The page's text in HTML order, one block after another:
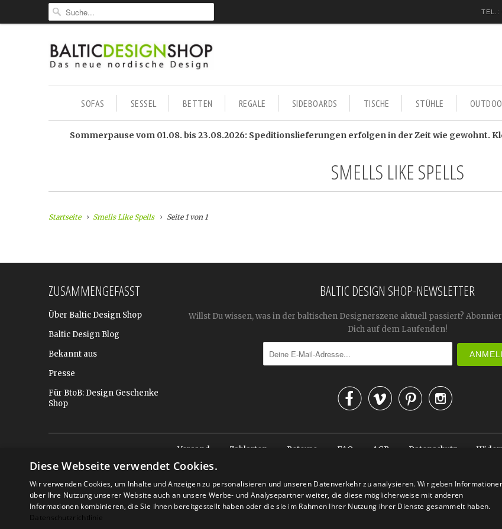
TEL.:
SOFAS SESSEL BETTEN REGALE SIDEBOARDS TISCHE STÜHLE
Sommerpause vom 01.08. bis 23.08.2026: Speditionslieferungen erfolgen in der Zeit wie gewohnt.
SMELLS LIKE SPELLS
Startseite Smells Like Spells Seite 1 von 1
ZUSAMMENGEFASST
Über Baltic Design Shop
Baltic Design Blog
Bekannt aus
Presse
Für BtoB: Design Geschenke
Shop
BALTIC DESIGN SHOP-NEWSLETTER
Willst Du wissen, was in der baltischen Designerszene aktuell passiert?
Dich auf dem Laufenden!

Versand Zahlarten Retoure FAQ AGB Datenschutz
Diese Webseite verwendet Cookies.
Wir verwenden Cookies, um Inhalte und Anzeigen zu personalisieren und unseren Datenverkehr zu analysieren. Wir geben
über Ihre Nutzung unserer Website auch an unsere Werbe- und Analysepartner weiter, die diese möglicherweise mit anderen
Informationen kombinieren, die Sie ihnen bereitgestellt haben oder die sie im Rahmen Ihrer Nutzung ihrer Dienste gesammelt haben.
Datenschutzrichtlinie